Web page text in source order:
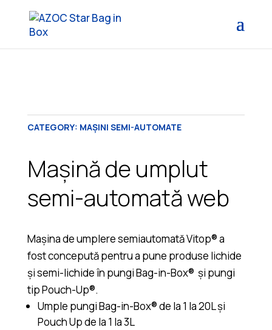
CATEGORY: MAȘINI SEMI-AUTOMATE
Mașină de umplut
semi-automată web
Mașina de umplere semiautomată Vitop® a
fost concepută pentru a pune produse lichide
și semi-lichide în pungi Bag-in-Box® și pungi
tip Pouch-Up®.
Umple pungi Bag-in-Box® de la 1 la 20L și
Pouch Up de la 1 la 3L